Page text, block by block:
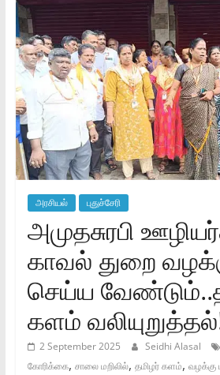
அரசியல் புதுச்சேரி
அமுதசுரபி
காவல் துறை
செய்ய
களம்
2 September 2025 Seidhi Alasal
கோரிக்கை, சாலை மறிலில், தமிழர் களம், வழக்கு